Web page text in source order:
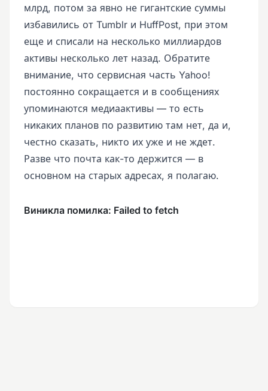
млрд, потом за явно не гигантские суммы
избавились от Tumblr и HuffPost, при этом
еще и списали на несколько миллиардов
активы несколько лет назад. Обратите
внимание, что сервисная часть Yahoo!
постоянно сокращается и в сообщениях
упоминаются медиаактивы — то есть
никаких планов по развитию там нет, да и,
честно сказать, никто их уже и не ждет.
Разве что почта как-то держится — в
основном на старых адресах, я полагаю.